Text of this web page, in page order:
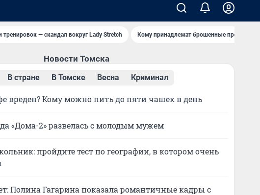
тренировок — скандал вокруг Lady Stretch Кому принадлежат брошенные пробирки?
Новости Томска
В стране В Томске Весна Криминал
вреден? Кому можно пить до пяти чашек в день
«Дома-2» развелась с молодым мужем
пройдите тест по географии, в котором очень
Полина Гагарина показала романтичные кадры с